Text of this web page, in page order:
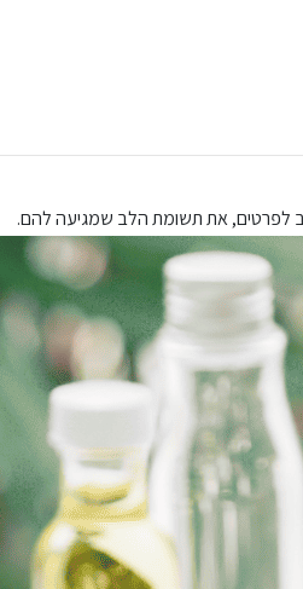
לב לפרטים, את תשומת הלב שמגיעה להם.
טבעיים, עם תשומת לב לכל מוצר ומוצר.
נבירה בסיפורי המעפילים.